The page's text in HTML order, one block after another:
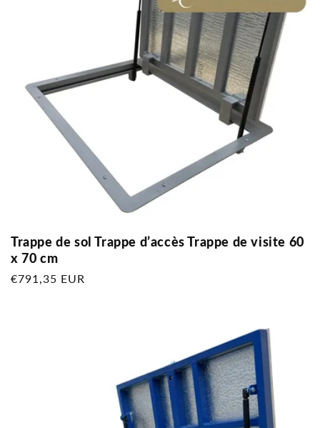
Trappe de sol Trappe d’accès Trappe de visite 60
x 70 cm
Prix
€791,35 EUR